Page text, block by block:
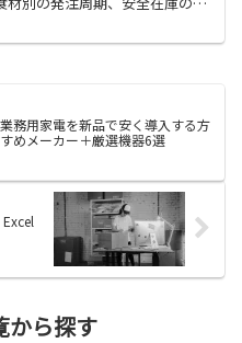
機会損失を同時に減らし、原価
務用家電を新品で安く導入する方
めメーカー＋厳選機器6選
から探す